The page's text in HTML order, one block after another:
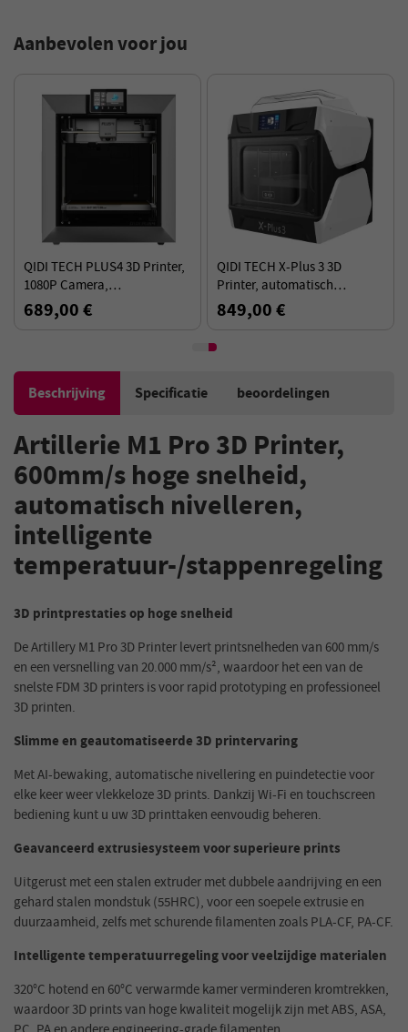
Aanbevolen voor jou
QIDI TECH PLUS4 3D Printer,
1080P Camera,
305*305*280mm, Multi-
metaal Composiet Nozzle,
689,00 €
QIDI TECH X-Plus 3 3D
Printer, automatisch
waterpas, 600mm/s
Afdruksnelheid, HF Board,
849,00 €
Beschrijving Specificatie beoordelingen
Artillerie M1 Pro 3D Printer,
600mm/s hoge snelheid,
automatisch nivelleren,
intelligente
temperatuur-/stappenregeling
3D printprestaties op hoge snelheid
De Artillery M1 Pro 3D Printer levert printsnelheden van 600 mm/s
en een versnelling van 20.000 mm/s², waardoor het een van de
snelste FDM 3D printers is voor rapid prototyping en professioneel
3D printen.
Slimme en geautomatiseerde 3D printervaring
Met AI-bewaking, automatische nivellering en puindetectie voor
elke keer weer vlekkeloze 3D prints. Dankzij Wi-Fi en touchscreen
bediening kunt u uw 3D printtaken eenvoudig beheren.
Geavanceerd extrusiesysteem voor superieure prints
Uitgerust met een stalen extruder met dubbele aandrijving en een
gehard stalen mondstuk (55HRC), voor een soepele extrusie en
duurzaamheid, zelfs met schurende filamenten zoals PLA-CF, PA-CF.
Intelligente temperatuurregeling voor veelzijdige materialen
320°C hotend en 60°C verwarmde kamer verminderen kromtrekken,
waardoor 3D prints van hoge kwaliteit mogelijk zijn met ABS, ASA,